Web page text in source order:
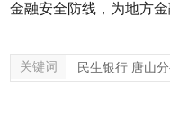
金融安全防线，为地方
关键词 民生银行 唐山